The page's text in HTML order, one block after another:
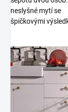
neslyšné mytí se
špičkovými